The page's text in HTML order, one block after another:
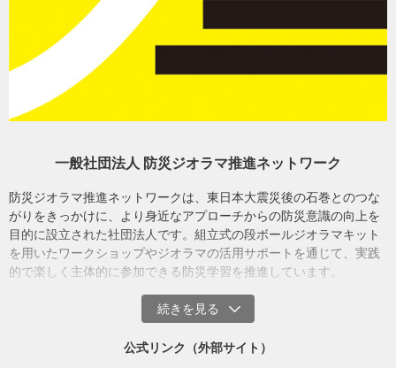
型から抜いたパーツを積み重ねていくだけ
仙台駅構内にて。ジオラマ上にフラッグを立て、帰宅困難者一時滞在場所を周
知
5. 研究者の育成
国連やJICAなどと協力し、途上国などの防災リーダー育成のための
研修などに活用いただいています。
一般社団法人 防災ジオラマ推進ネットワーク
防災ジオラマ推進ネットワークは、東日本大震災後の石巻とのつな
がりをきっかけに、より身近なアプローチからの防災意識の向上を
目的に設立された社団法人です。組立式の段ボールジオラマキット
を用いたワークショップやジオラマの活用サポートを通じて、実践
的で楽しく主体的に参加できる防災学習を推進しています。
公式リンク（外部サイト）